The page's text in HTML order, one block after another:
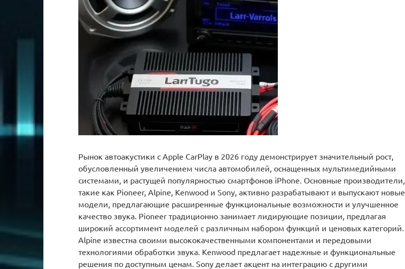
Рынок автоакустики с Apple CarPlay в 2026 году демонстрирует значительный рост,
обусловленный увеличением числа автомобилей, оснащенных мультимедийными
системами, и растущей популярностью смартфонов iPhone. Основные производители,
такие как Pioneer, Alpine, Kenwood и Sony, активно разрабатывают и выпускают новые
модели, предлагающие расширенные функциональные возможности и улучшенное
качество звука. Pioneer традиционно занимает лидирующие позиции, предлагая
широкий ассортимент моделей с различным набором функций и ценовых категорий.
Alpine известна своими высококачественными компонентами и передовыми
технологиями обработки звука. Kenwood предлагает надежные и функциональные
решения по доступным ценам. Sony делает акцент на интеграцию с другими